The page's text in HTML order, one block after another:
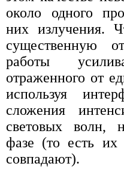
около одного
них излучения.
существенную
работы
отраженного от
используя
сложения
световых волн,
фазе (то есть
совпадают).